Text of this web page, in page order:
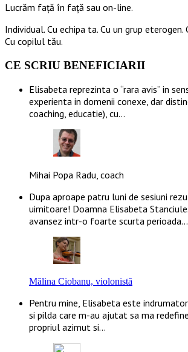
Lucrăm față în față sau on-line.
Individual. Cu echipa ta. Cu un grup
Cu copilul tău.
CE SCRIU BENEFICIARII
Elisabeta reprezinta o “rara avis” in
experienta in domenii conexe, dar
coaching, educatie), cu…
Mihai Popa Radu, coach
Dupa aproape patru luni de sesiuni
uimitoare! Doamna Elisabeta
avansez intr-o foarte scurta perioada…
Mălina Ciobanu, violonistă
Pentru mine, Elisabeta este
si pilda care m-au ajutat sa ma
propriul azimut si…